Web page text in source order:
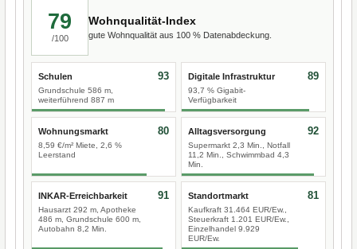
79
/100
Wohnqualität-Index
gute Wohnqualität aus 100 % Datenabdeckung.
Schulen
Grundschule 586 m,
weiterführend 887 m
93 Digitale Infrastruktur
93,7 % Gigabit-
Verfügbarkeit
89
Wohnungsmarkt
8,59 €/m² Miete, 2,6 %
Leerstand
80 Alltagsversorgung
Supermarkt 2,3 Min., Notfall
11,2 Min., Schwimmbad 4,3
Min.
92
INKAR-Erreichbarkeit
Hausarzt 292 m, Apotheke
486 m, Grundschule 600 m,
Autobahn 8,2 Min.
91 Standortmarkt
Kaufkraft 31.464 EUR/Ew.,
Steuerkraft 1.201 EUR/Ew.,
Einzelhandel 9.929
EUR/Ew.
81